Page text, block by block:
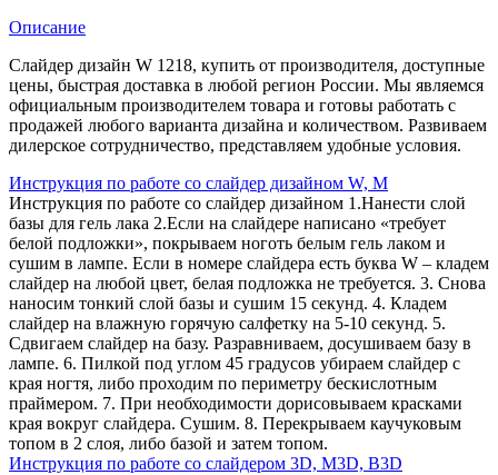
Описание
Слайдер дизайн W 1218, купить от производителя, доступные
цены, быстрая доставка в любой регион России. Мы являемся
официальным производителем товара и готовы работать с
продажей любого варианта дизайна и количеством. Развиваем
дилерское сотрудничество, представляем удобные условия.
Инструкция по работе со слайдер дизайном W, M
Инструкция по работе со слайдер дизайном 1.Нанести слой
базы для гель лака 2.Если на слайдере написано «требует
белой подложки», покрываем ноготь белым гель лаком и
сушим в лампе. Если в номере слайдера есть буква W – кладем
слайдер на любой цвет, белая подложка не требуется. 3. Снова
наносим тонкий слой базы и сушим 15 секунд. 4. Кладем
слайдер на влажную горячую салфетку на 5-10 секунд. 5.
Сдвигаем слайдер на базу. Разравниваем, досушиваем базу в
лампе. 6. Пилкой под углом 45 градусов убираем слайдер с
края ногтя, либо проходим по периметру бескислотным
праймером. 7. При необходимости дорисовываем красками
края вокруг слайдера. Сушим. 8. Перекрываем каучуковым
топом в 2 слоя, либо базой и затем топом.
Инструкция по работе со слайдером 3D, М3D, B3D